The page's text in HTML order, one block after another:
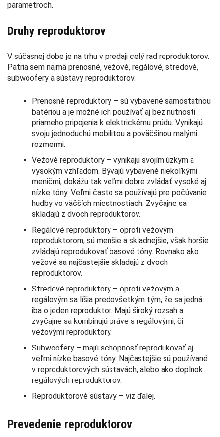
parametroch.
Druhy reproduktorov
V súčasnej dobe je na trhu v predaji celý rad reproduktorov.
Patria sem najmä prenosné, vežové, regálové, stredové,
subwoofery a sústavy reproduktorov.
Prenosné reproduktory – sú vybavené samostatnou
batériou a je možné ich používať aj bez nutnosti
priameho pripojenia k elektrickému prúdu. Vynikajú
svoju jednoduchú mobilitou a poväčšinou malými
rozmermi.
Vežové reproduktory – vynikajú svojím úzkym a
vysokým vzhľadom. Bývajú vybavené niekoľkými
meničmi, dokážu tak veľmi dobre zvládať vysoké aj
nízke tóny. Veľmi často sa používajú pre počúvanie
hudby vo väčších miestnostiach. Zvyčajne sa
skladajú z dvoch reproduktorov.
Regálové reproduktory – oproti vežovým
reproduktorom, sú menšie a skladnejšie, však horšie
zvládajú reprodukovať basové tóny. Rovnako ako
vežové sa najčastejšie skladajú z dvoch
reproduktorov.
Stredové reproduktory – oproti vežovým a
regálovým sa líšia predovšetkým tým, že sa jedná
iba o jeden reproduktor. Majú široký rozsah a
zvyčajne sa kombinujú práve s regálovými, či
vežovými reproduktory.
Subwoofery – majú schopnosť reprodukovať aj
veľmi nízke basové tóny. Najčastejšie sú používané
v reproduktorových sústavách, alebo ako doplnok
regálových reproduktorov.
Reproduktorové sústavy – viz ďalej.
Prevedenie reproduktorov